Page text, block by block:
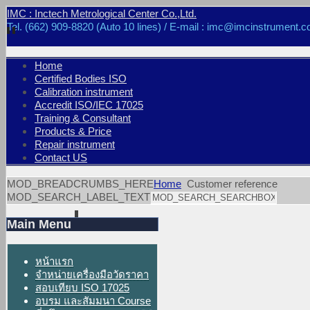
IMC : Inctech Metrological Center Co.,Ltd.
Tel. (662) 909-8820 (Auto 10 lines) / E-mail :
Home
Certified Bodies ISO
Calibration instrument
Accredit ISO/IEC 17025
Training & Consultant
Products & Price
Repair instrument
Contact US
MOD_BREADCRUMBS_HEREHome Customer reference
MOD_SEARCH_LABEL_TEXT
Main Menu
หน้าแรก
จำหน่ายเครื่องมือวัดราคา
สอบเทียบ ISO 17025
อบรม และสัมมนา Course